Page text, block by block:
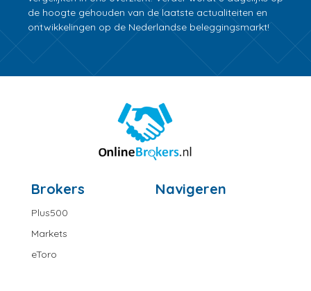
de hoogte gehouden van de laatste actualiteiten en
ontwikkelingen op de Nederlandse beleggingsmarkt!
Brokers
Plus500
Markets
eToro
Navigeren